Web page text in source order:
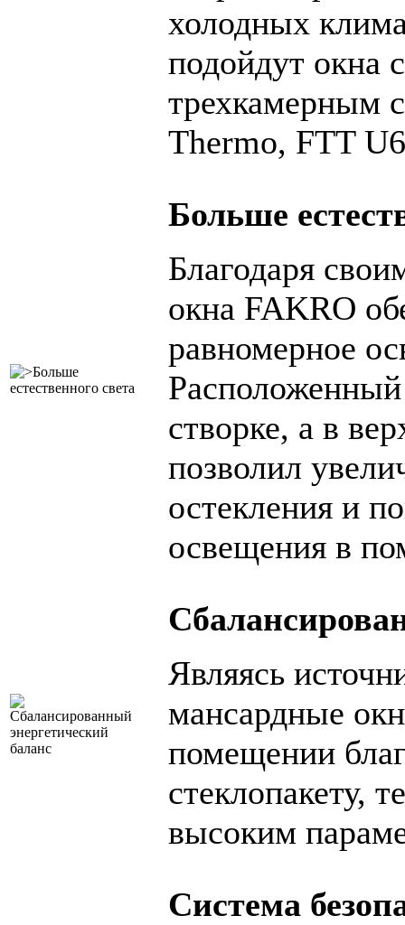
холодных
подойдут окна
трехкамерным
Thermo, FTT
Больше
Благодаря
окна FAKRO
равномерное
створке, а в
позволил
остекления и
освещения в
Являясь
мансардные
помещении
стеклопакету,
высоким
Система